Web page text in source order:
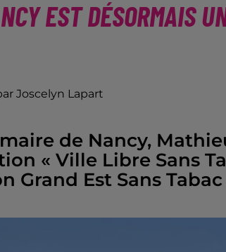
EST DÉSORMAIS
Joscelyn Lapart
de Nancy,
« Ville Libre Sans